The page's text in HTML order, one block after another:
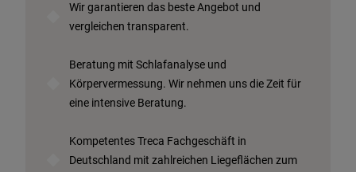
Probeschlafen im Hotel
Wir garantieren das beste Angebot und
vergleichen transparent.
Beratung mit Schlafanalyse und
Körpervermessung. Wir nehmen uns die Zeit für
eine intensive Beratung.
Kompetentes Treca Fachgeschäft in
Deutschland mit zahlreichen Liegeflächen zum